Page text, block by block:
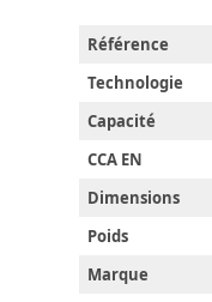
Référence
Technologie
Capacité
CCA EN
Dimensions
Poids
Marque